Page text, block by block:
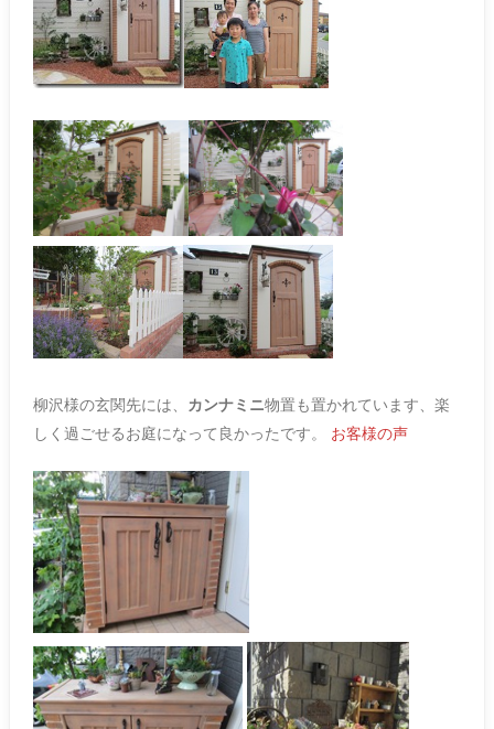
柳沢様の玄関先には、 カンナミニ物置も置かれています、楽
しく過ごせるお庭になって良かったです。 お客様の声